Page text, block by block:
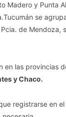
Madero y Punta
se
de Mendoza,
en las provincias
y Chaco.
registrarse en el